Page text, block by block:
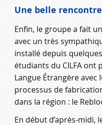
Une belle
Enfin, le groupe a fait
avec un très
installé depuis
étudiants du CILFA ont
Langue Étrangère avec
processus de
dans la région : le
En début d’après-midi,